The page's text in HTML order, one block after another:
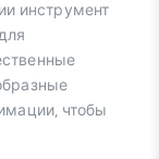
инструмент
чтобы